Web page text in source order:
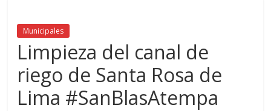
Municipales
Limpieza del canal de
riego de Santa Rosa de
Lima #SanBlasAtempa